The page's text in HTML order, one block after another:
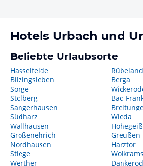
Hotels Urbach und
Beliebte Urlaubsorte
Hasselfelde
Bilzingsleben
Sorge
Stolberg
Sangerhausen
Südharz
Wallhausen
Großenehrich
Nordhausen
Stiege
Werther
Rübeland
Berga
Bad
Wieda
Hohegeiß
Greußen
Harztor